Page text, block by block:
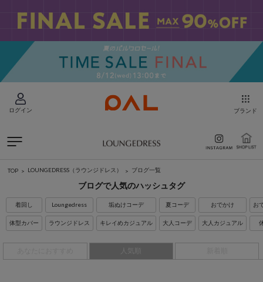
ログイン ブランド
TOP LOUNGEDRESS（ラウンジドレス） ブログ一覧
ブログで人気のハッシュタグ
着回し
体型カバー
Loungedress
ラウンジドレス
垢ぬけコーデ
キレイめカジュアル
夏コーデ
大人コーデ
おでかけ
大人カジュアル
お
人気順